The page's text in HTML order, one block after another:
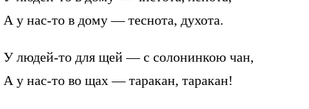
А у нас-то в дому — теснота, духота.
У людей-то для щей — с солонинкою чан,
А у нас-то во щах — таракан, таракан!